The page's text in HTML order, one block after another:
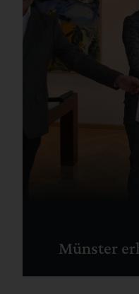
Münster